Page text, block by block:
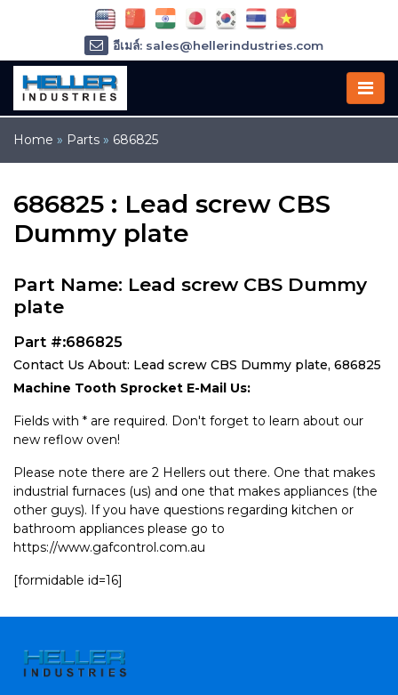
Home » Parts » 686825
686825 : Lead screw CBS
Dummy plate
Part Name: Lead screw CBS Dummy
plate
Part #:686825
Contact Us About: Lead screw CBS Dummy plate, 686825
Machine Tooth Sprocket E-Mail Us:
Fields with * are required. Don't forget to learn about our
new reflow oven!
Please note there are 2 Hellers out there. One that makes
industrial furnaces (us) and one that makes appliances (the
other guys). If you have questions regarding kitchen or
bathroom appliances please go to
https://www.gafcontrol.com.au
[formidable id=16]
อีเมล์: sales@hellerindustries.com
อีเมล์: service@hellerindustries.com
โทรศัพท์ :